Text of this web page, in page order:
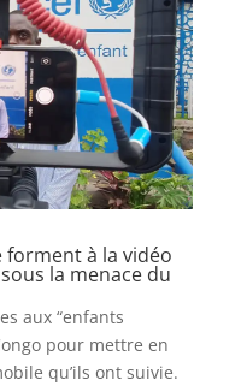
forment à la vidéo
la menace du
aux “enfants
pour mettre en
qu’ils ont suivie.